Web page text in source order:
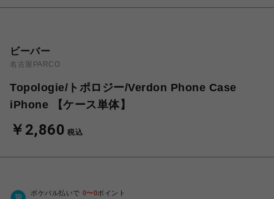
ビーバー
名古屋PARCO
Topologie/トポロジー/Verdon Phone Case
iPhone 【ケース単体】
￥2,860 税込
ポケパル払いで 0〜0ポイント